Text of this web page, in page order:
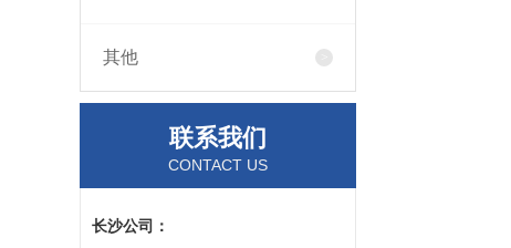
其他
联系我们
CONTACT US
长沙公司：